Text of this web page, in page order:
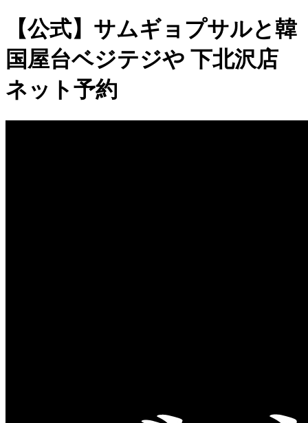
【公式】サムギョプサルと韓
国屋台ベジテジや 下北沢店
ネット予約